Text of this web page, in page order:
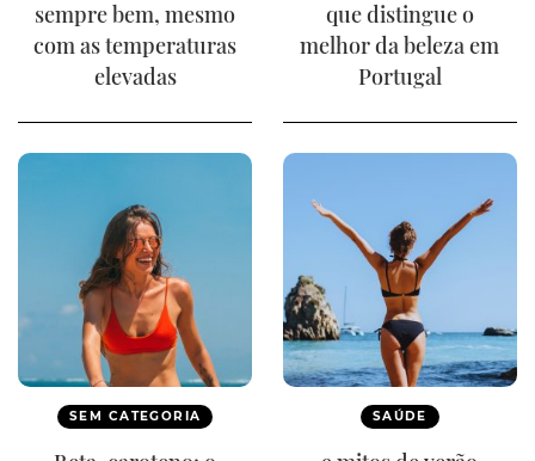
sempre bem, mesmo
com as temperaturas
elevadas
que distingue o
melhor da beleza em
Portugal
SEM CATEGORIA SAÚDE